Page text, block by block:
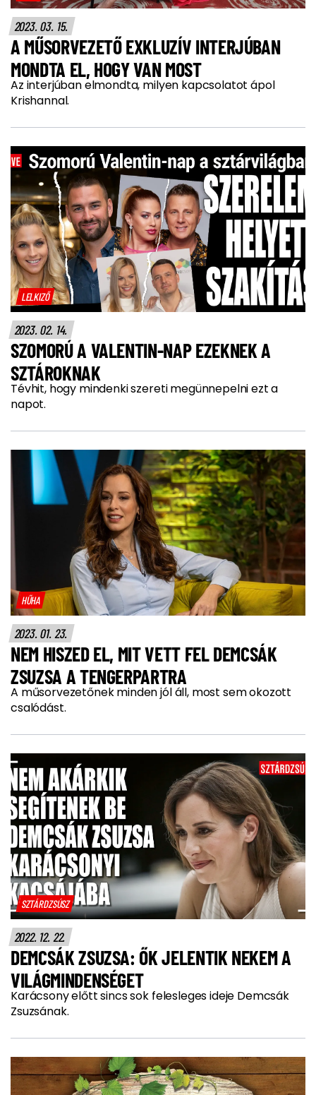
2023. 03. 15.
A MŰSORVEZETŐ EXKLUZÍV INTERJÚBAN
MONDTA EL, HOGY VAN MOST
Az interjúban elmondta, milyen kapcsolatot ápol
Krishannal.
LELKIZŐ
2023. 02. 14.
SZOMORÚ A VALENTIN-NAP EZEKNEK A
SZTÁROKNAK
Tévhit, hogy mindenki szereti megünnepelni ezt a
napot.
HŰHA
2023. 01. 23.
NEM HISZED EL, MIT VETT FEL DEMCSÁK
ZSUZSA A TENGERPARTRA
A műsorvezetőnek minden jól áll, most sem okozott
csalódást.
SZTÁRDZSÚSZ
2022. 12. 22.
DEMCSÁK ZSUZSA: ŐK JELENTIK NEKEM A
VILÁGMINDENSÉGET
Karácsony előtt sincs sok felesleges ideje Demcsák
Zsuzsának.